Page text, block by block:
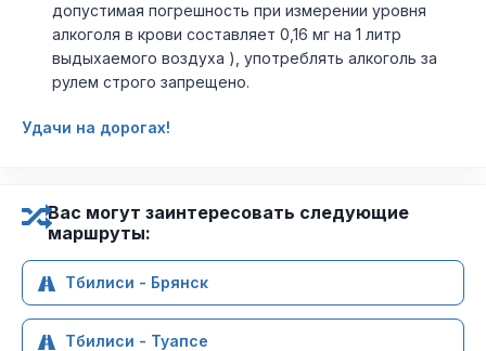
допустимая погрешность при измерении уровня
алкоголя в крови составляет 0,16 мг на 1 литр
выдыхаемого воздуха ), употреблять алкоголь за
рулем строго запрещено.
Удачи на дорогах!
Вас могут заинтересовать следующие
маршруты:
Тбилиси - Брянск
Тбилиси - Туапсе